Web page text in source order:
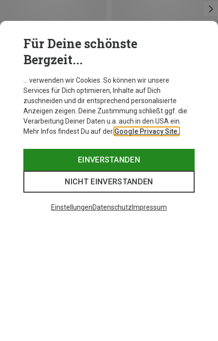
Herren Reelax Break 6.0 Schuhe
Für Deine schönste
Bergzeit...
… verwenden wir Cookies. So können wir unsere
Services für Dich optimieren, Inhalte auf Dich
zuschneiden und dir entsprechend personalisierte
Anzeigen zeigen. Deine Zustimmung schließt ggf. die
Verarbeitung Deiner Daten u.a. auch in den USA ein.
Mehr Infos findest Du auf der Google Privacy Site.
EINVERSTANDEN
NICHT EINVERSTANDEN
EinstellungenDatenschutz Impressum